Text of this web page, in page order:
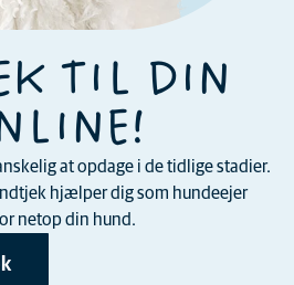
TIL DIN
at opdage i de tidlige stadier.
hjælper dig som hundeejer
netop din hund.